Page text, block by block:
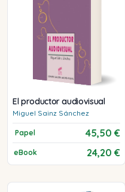
El productor audiovisual
Miguel Sainz Sánchez
Papel 45,50 €
eBook 24,20 €